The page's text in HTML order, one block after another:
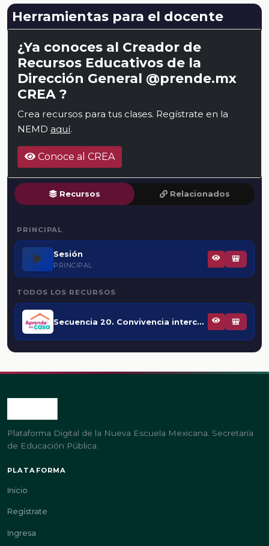
Herramientas para el docente
¿Ya conoces al Creador de
Recursos Educativos de la
Dirección General @prende.mx
CREA ?
Crea recursos para tus clases. Regístrate en la
NEMD aquí.
Conoce al CREA
Recursos Relacionados
PRINCIPAL
▶️ Sesión
PRINCIPAL
🎒
TODOS LOS RECURSOS
Secuencia 20. Convivencia intercultural en el aula 🎒
Plataforma Digital de la Nueva Escuela Mexicana. Secretaría
de Educación Pública.
PLATAFORMA
Inicio
Regístrate
Ingresa